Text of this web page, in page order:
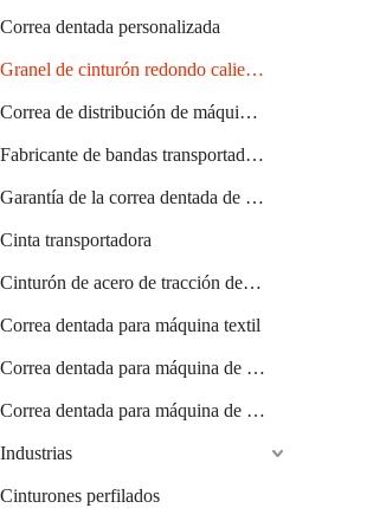
Correa dentada personalizada
Granel de cinturón redondo caliente
Correa de distribución de máquina textil caliente
Fabricante de bandas transportadoras de PVC
Garantía de la correa dentada de la máquina de salchichas
Cinta transportadora
Cinturón de acero de tracción de elevador
Correa dentada para máquina textil
Correa dentada para máquina de salchichas
Correa dentada para máquina de vidrio
Industrias
Cinturones perfilados